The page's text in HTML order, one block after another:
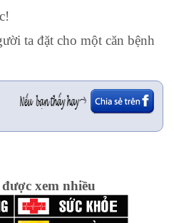
ta đặt cho một căn bệnh
xem nhiều